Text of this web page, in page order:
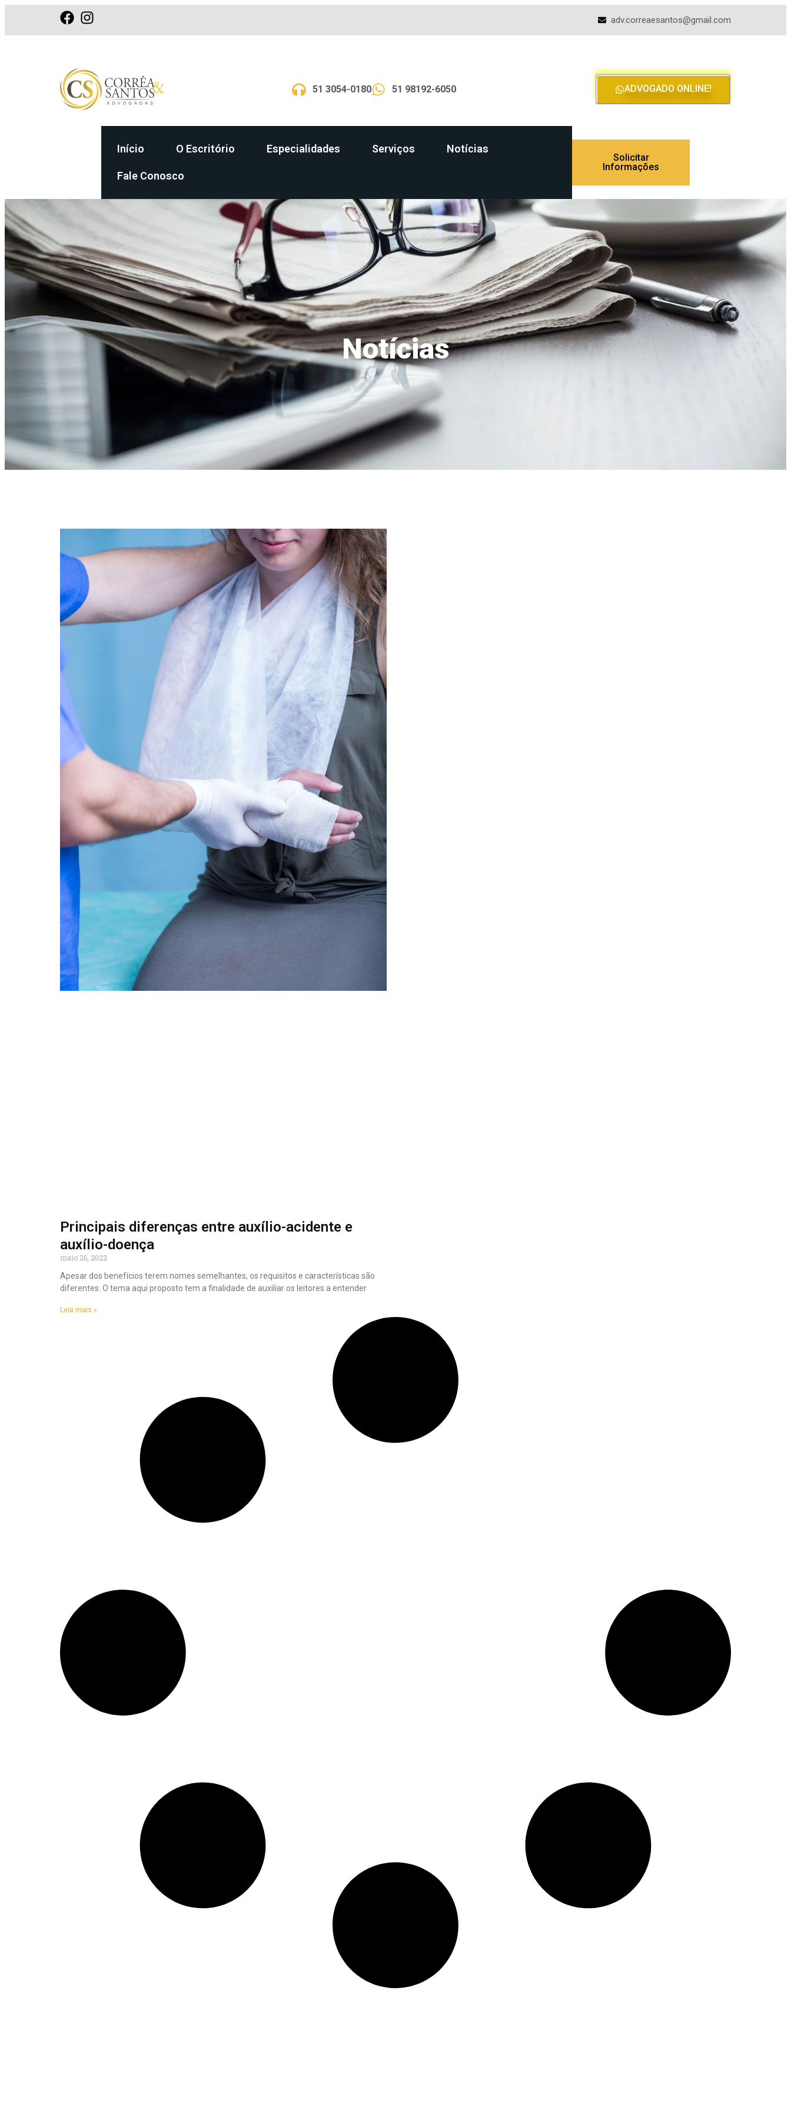
adv.correaesantos@gmail.com
51 3054-0180 51 98192-6050 ADVOGADO ONLINE!
Início O Escritório Especialidades Serviços Notícias
Fale Conosco
Solicitar
Informações
Notícias
Principais diferenças entre auxílio-acidente e
auxílio-doença
maio 26, 2022
Apesar dos benefícios terem nomes semelhantes, os requisitos e características são
diferentes. O tema aqui proposto tem a finalidade de auxiliar os leitores a entender
Leia mais »